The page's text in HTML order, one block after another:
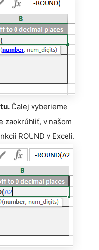
Ďalej vyberieme
zaokrúhliť, v našom
ROUND v Exceli.